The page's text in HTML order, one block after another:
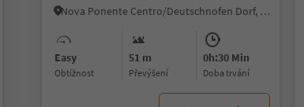
Nova Ponente Centro/Deutschnofen Dorf, Deutschnofen/Nova Ponente, Dolomites Region Eggental
Easy
Obtížnost
51 m
Převýšení
0h:30 Min
doba trvání